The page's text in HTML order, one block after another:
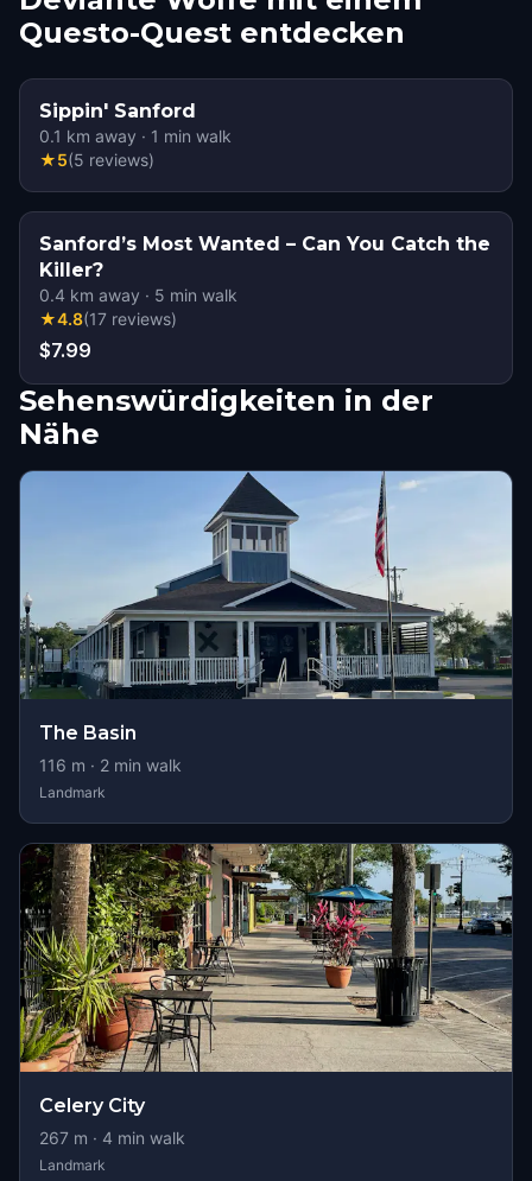
Questo-Quest entdecken
Sippin' Sanford
0.1 km away · 1 min walk
★5(5 reviews)
Sanford’s Most Wanted – Can You Catch the
Killer?
0.4 km away · 5 min walk
★4.8(17 reviews)
$7.99
Sehenswürdigkeiten in der
Nähe
The Basin
116 m · 2 min walk
Landmark
Celery City
267 m · 4 min walk
Landmark